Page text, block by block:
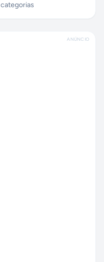
categorias
ANÚNCIO